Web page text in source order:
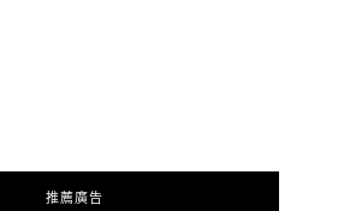
推薦廣告